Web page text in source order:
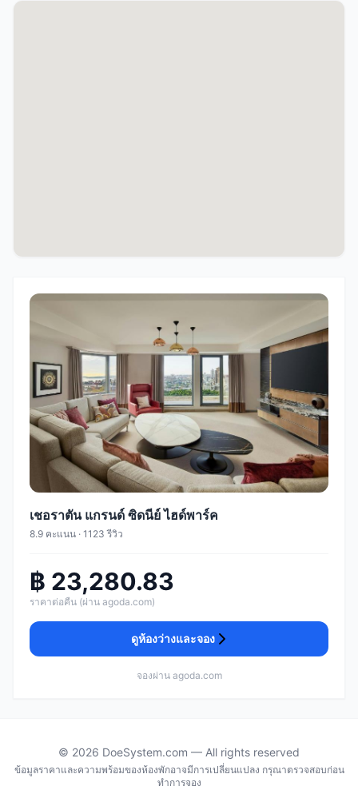
เชอราตัน แกรนด์ ซิดนีย์ ไฮด์พาร์ค
8.9 คะแนน · 1123 รีวิว
฿ 23,280.83
ราคาต่อคืน (ผ่าน agoda.com)
ดูห้องว่างและจอง
จองผ่าน agoda.com
© 2026 DoeSystem.com — All rights reserved
ข้อมูลราคาและความพร้อมของห้องพักอาจมีการเปลี่ยนแปลง กรุณาตรวจสอบก่อน
ทำการจอง